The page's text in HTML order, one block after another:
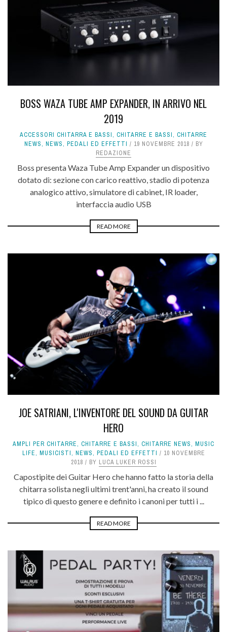
BOSS WAZA TUBE AMP EXPANDER, IN ARRIVO NEL
2019
ACCESSORI CHITARRA E BASSI, CHITARRE E BASSI, CHITARRE
NEWS, NEWS, PEDALI ED EFFETTI 19 NOVEMBRE 2018
BY
REDAZIONE
Boss presenta Waza Tube Amp Expander un dispositivo
dotato di: sezione con carico reattivo, stadio di potenza
analogico attivo, simulatore di cabinet, IR loader,
interfaccia audio USB
READ MORE
JOE SATRIANI, L'INVENTORE DEL SOUND DA GUITAR
HERO
AMPLI PER CHITARRE, CHITARRE E BASSI, CHITARRE NEWS, MUSIC
LIFE, MUSICISTI, NEWS, PEDALI ED EFFETTI
10 NOVEMBRE
2018
BY LUCA LUKER ROSSI
Capostipite dei Guitar Hero che hanno fatto la storia della
chitarra solista negli ultimi trent'anni, ha creato il sound
tipico di questo genere e definito i canoni per tutti i ...
READ MORE